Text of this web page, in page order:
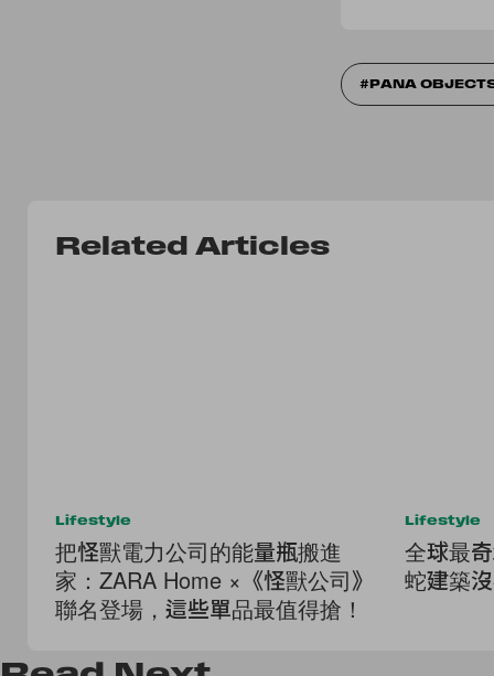
PANA
Related Articles
Lifestyle
把怪獸電力公司的能量瓶搬進
家：ZARA Home ×《怪獸公司》
聯名登場，這些單品最值得搶！
Lifestyle
全球最
蛇建築